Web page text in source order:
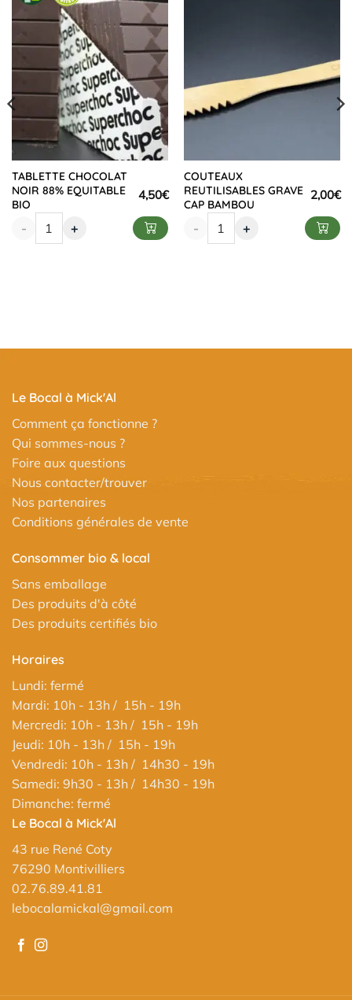
TABLETTE CHOCOLAT
NOIR 88% EQUITABLE
BIO
4,50€
- +
COUTEAUX
REUTILISABLES GRAVE
CAP BAMBOU
2,00€
- +
Le Bocal à Mick'Al
Comment ça fonctionne ?
Qui sommes-nous ?
Foire aux questions
Nous contacter/trouver
Nos partenaires
Conditions générales de vente
Consommer bio & local
Sans emballage
Des produits d'à côté
Des produits certifiés bio
Horaires
Lundi: fermé
Mardi: 10h - 13h / 15h - 19h
Mercredi: 10h - 13h / 15h - 19h
Jeudi: 10h - 13h / 15h - 19h
Vendredi: 10h - 13h / 14h30 - 19h
Samedi: 9h30 - 13h / 14h30 - 19h
Dimanche: fermé
Le Bocal à Mick'Al
43 rue René Coty
76290 Montivilliers
02.76.89.41.81
lebocalamickal@gmail.com